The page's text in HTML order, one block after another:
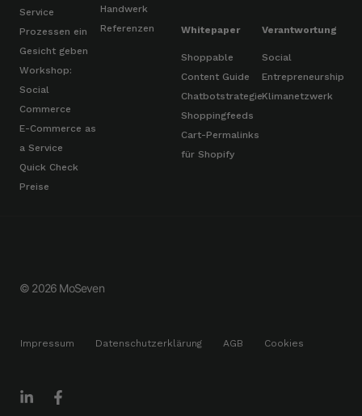
Service
Prozessen ein
Gesicht geben
Workshop:
Social
Commerce
E-Commerce as
a Service
Quick Check
Preise
Handwerk
Referenzen
Whitepaper
Shoppable
Content Guide
Chatbotstrategie
Shoppingfeeds
Cart-Permalinks
für Shopify
Verantwortung
Social
Entrepreneurship
Klimanetzwerk
© 2026 MoSeven
Impressum Datenschutzerklärung AGB Cookies